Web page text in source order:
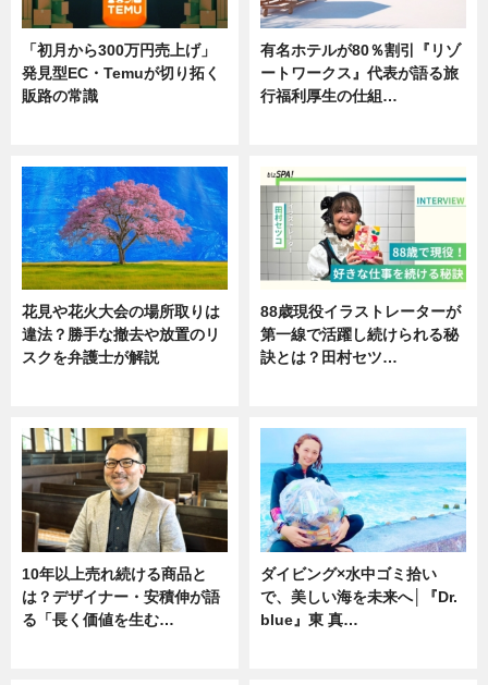
「初月から300万円売上げ」
発見型EC・Temuが切り拓く
販路の常識
有名ホテルが80％割引『リゾ
ートワークス』代表が語る旅
行福利厚生の仕組…
花見や花火大会の場所取りは
違法？勝手な撤去や放置のリ
スクを弁護士が解説
88歳現役イラストレーターが
第一線で活躍し続けられる秘
訣とは？田村セツ…
10年以上売れ続ける商品と
は？デザイナー・安積伸が語
る「長く価値を生む…
ダイビング×水中ゴミ拾い
で、美しい海を未来へ│『Dr.
blue』東 真…